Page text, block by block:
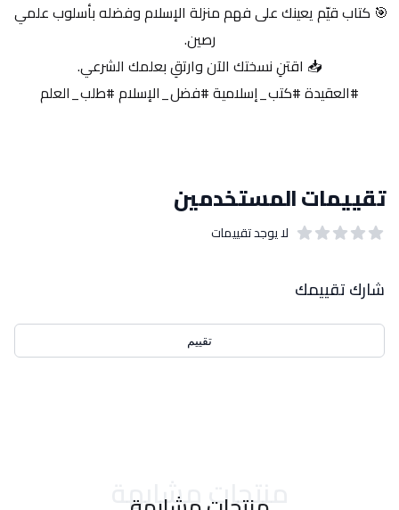
رصين.
📥 اقتنِ نسختك الآن وارتقِ بعلمك الشرعي.
#العقيدة #كتب_إسلامية #فضل_الإسلام #طلب_العلم
تقييمات المستخدمين
لا يوجد تقييمات
شارك تقييمك
تقييم
منتجات مشابهة